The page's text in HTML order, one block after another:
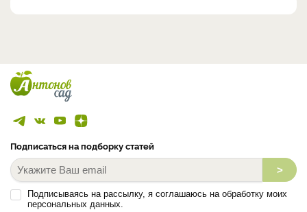
Подписаться на подборку статей
>
Подписываясь на рассылку, я соглашаюсь на обработку моих
персональных данных.